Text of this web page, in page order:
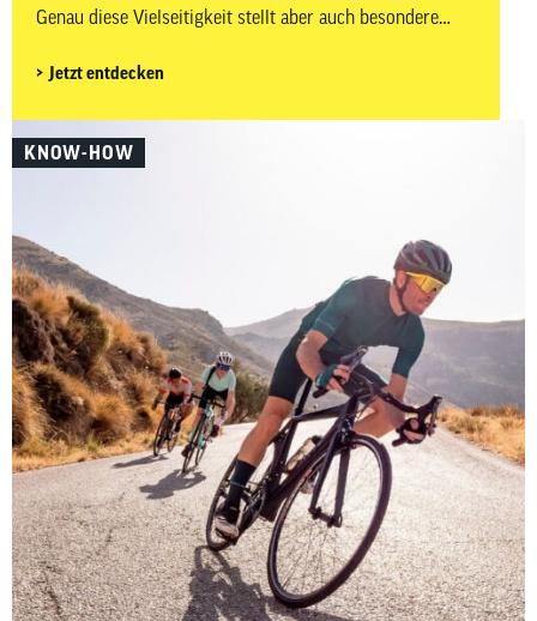
Genau diese Vielseitigkeit stellt aber auch besondere
Untergründen, bei längeren Distanzen und abseits
welches Gravelbike-Zubehör wirklich sinnvoll ist –
Jetzt entdecken
KNOW-HOW